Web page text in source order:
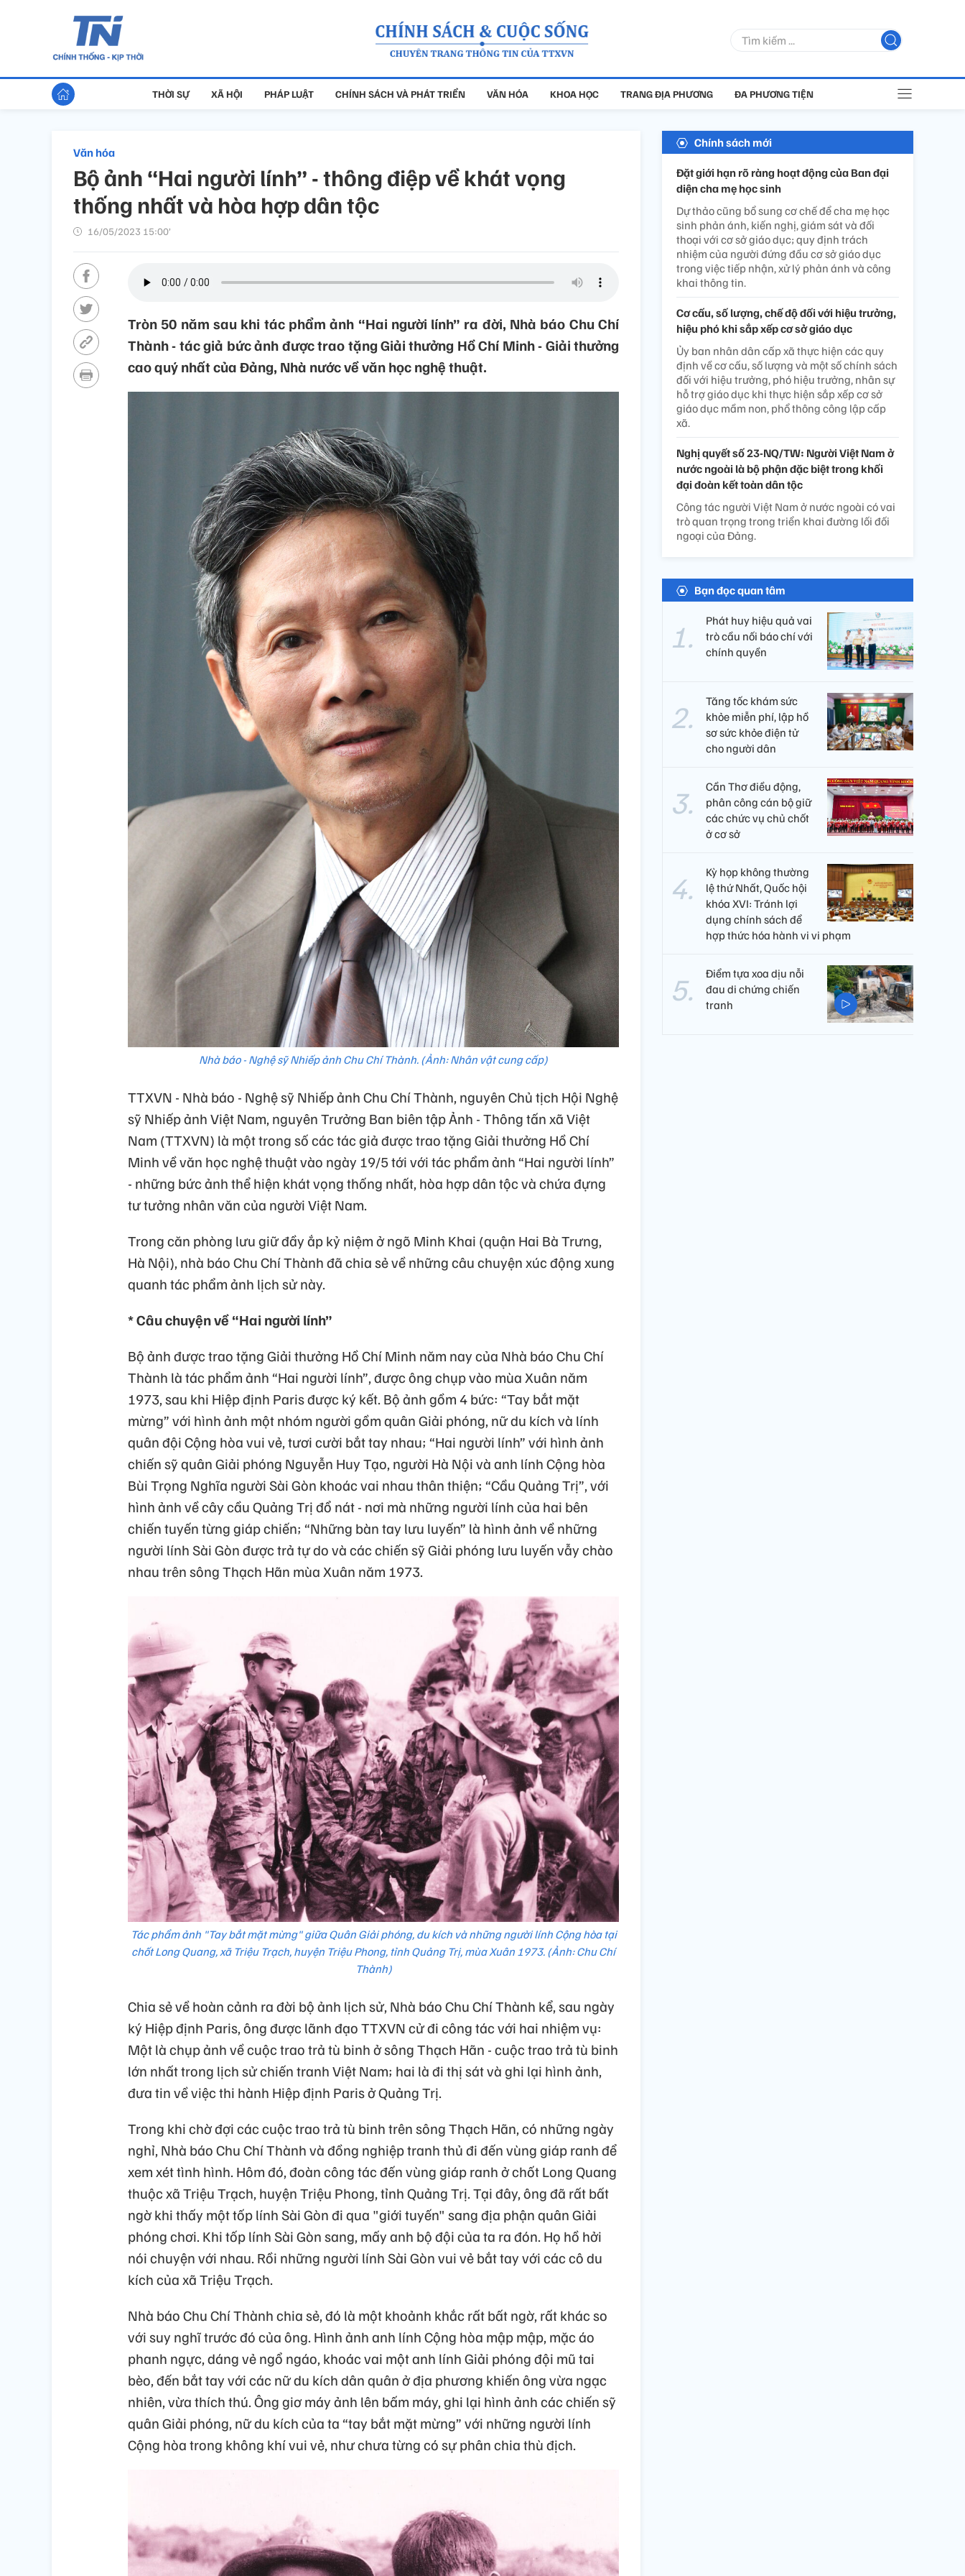
THỜI SỰ XÃ HỘI PHÁP LUẬT CHÍNH SÁCH VÀ PHÁT TRIỂN VĂN HÓA KHOA HỌC TRANG ĐỊA PHƯƠNG ĐA PHƯƠNG TIỆN
Văn hóa
Bộ ảnh “Hai người lính” - thông điệp về khát vọng
thống nhất và hòa hợp dân tộc
16/05/2023 15:00’
Tròn 50 năm sau khi tác phẩm ảnh “Hai người lính” ra đời, Nhà báo Chu Chí
Thành - tác giả bức ảnh được trao tặng Giải thưởng Hồ Chí Minh - Giải thưởng
cao quý nhất của Đảng, Nhà nước về văn học nghệ thuật.
Nhà báo - Nghệ sỹ Nhiếp ảnh Chu Chí Thành. (Ảnh: Nhân vật cung cấp)
TTXVN - Nhà báo - Nghệ sỹ Nhiếp ảnh Chu Chí Thành, nguyên Chủ tịch Hội Nghệ
sỹ Nhiếp ảnh Việt Nam, nguyên Trưởng Ban biên tập Ảnh - Thông tấn xã Việt
Nam (TTXVN) là một trong số các tác giả được trao tặng Giải thưởng Hồ Chí
Minh về văn học nghệ thuật vào ngày 19/5 tới với tác phẩm ảnh “Hai người lính”
- những bức ảnh thể hiện khát vọng thống nhất, hòa hợp dân tộc và chứa đựng
tư tưởng nhân văn của người Việt Nam.
Trong căn phòng lưu giữ đầy ắp kỷ niệm ở ngõ Minh Khai (quận Hai Bà Trưng,
Hà Nội), nhà báo Chu Chí Thành đã chia sẻ về những câu chuyện xúc động xung
quanh tác phẩm ảnh lịch sử này.
* Câu chuyện về “Hai người lính”
Bộ ảnh được trao tặng Giải thưởng Hồ Chí Minh năm nay của Nhà báo Chu Chí
Thành là tác phẩm ảnh “Hai người lính”, được ông chụp vào mùa Xuân năm
1973, sau khi Hiệp định Paris được ký kết. Bộ ảnh gồm 4 bức: “Tay bắt mặt
mừng” với hình ảnh một nhóm người gồm quân Giải phóng, nữ du kích và lính
quân đội Cộng hòa vui vẻ, tươi cười bắt tay nhau; “Hai người lính” với hình ảnh
chiến sỹ quân Giải phóng Nguyễn Huy Tạo, người Hà Nội và anh lính Cộng hòa
Bùi Trọng Nghĩa người Sài Gòn khoác vai nhau thân thiện; “Cầu Quảng Trị”, với
hình ảnh về cây cầu Quảng Trị đổ nát - nơi mà những người lính của hai bên
chiến tuyến từng giáp chiến; “Những bàn tay lưu luyến” là hình ảnh về những
người lính Sài Gòn được trả tự do và các chiến sỹ Giải phóng lưu luyến vẫy chào
nhau trên sông Thạch Hãn mùa Xuân năm 1973.
Tác phẩm ảnh "Tay bắt mặt mừng" giữa Quân Giải phóng, du kích và những người lính Cộng hòa tại
chốt Long Quang, xã Triệu Trạch, huyện Triệu Phong, tỉnh Quảng Trị, mùa Xuân 1973. (Ảnh: Chu Chí
Thành)
Chia sẻ về hoàn cảnh ra đời bộ ảnh lịch sử, Nhà báo Chu Chí Thành kể, sau ngày
ký Hiệp định Paris, ông được lãnh đạo TTXVN cử đi công tác với hai nhiệm vụ:
Một là chụp ảnh về cuộc trao trả tù binh ở sông Thạch Hãn - cuộc trao trả tù binh
lớn nhất trong lịch sử chiến tranh Việt Nam; hai là đi thị sát và ghi lại hình ảnh,
đưa tin về việc thi hành Hiệp định Paris ở Quảng Trị.
Trong khi chờ đợi các cuộc trao trả tù binh trên sông Thạch Hãn, có những ngày
nghỉ, Nhà báo Chu Chí Thành và đồng nghiệp tranh thủ đi đến vùng giáp ranh để
xem xét tình hình. Hôm đó, đoàn công tác đến vùng giáp ranh ở chốt Long Quang
thuộc xã Triệu Trạch, huyện Triệu Phong, tỉnh Quảng Trị. Tại đây, ông đã rất bất
ngờ khi thấy một tốp lính Sài Gòn đi qua "giới tuyến" sang địa phận quân Giải
phóng chơi. Khi tốp lính Sài Gòn sang, mấy anh bộ đội của ta ra đón. Họ hồ hởi
nói chuyện với nhau. Rồi những người lính Sài Gòn vui vẻ bắt tay với các cô du
kích của xã Triệu Trạch.
Nhà báo Chu Chí Thành chia sẻ, đó là một khoảnh khắc rất bất ngờ, rất khác so
với suy nghĩ trước đó của ông. Hình ảnh anh lính Cộng hòa mập mập, mặc áo
phanh ngực, dáng vẻ ngổ ngáo, khoác vai một anh lính Giải phóng đội mũ tai
bèo, đến bắt tay với các nữ du kích dân quân ở địa phương khiến ông vừa ngạc
nhiên, vừa thích thú. Ông giơ máy ảnh lên bấm máy, ghi lại hình ảnh các chiến sỹ
quân Giải phóng, nữ du kích của ta “tay bắt mặt mừng” với những người lính
Cộng hòa trong không khí vui vẻ, như chưa từng có sự phân chia thù địch.
Chính sách mới
Đặt giới hạn rõ ràng hoạt động của Ban đại
diện cha mẹ học sinh
Dự thảo cũng bổ sung cơ chế để cha mẹ học
sinh phản ánh, kiến nghị, giám sát và đối
thoại với cơ sở giáo dục; quy định trách
nhiệm của người đứng đầu cơ sở giáo dục
trong việc tiếp nhận, xử lý phản ánh và công
khai thông tin.
Cơ cấu, số lượng, chế độ đối với hiệu trưởng,
hiệu phó khi sắp xếp cơ sở giáo dục
Ủy ban nhân dân cấp xã thực hiện các quy
định về cơ cấu, số lượng và một số chính sách
đối với hiệu trưởng, phó hiệu trưởng, nhân sự
hỗ trợ giáo dục khi thực hiện sắp xếp cơ sở
giáo dục mầm non, phổ thông công lập cấp
xã.
Nghị quyết số 23-NQ/TW: Người Việt Nam ở
nước ngoài là bộ phận đặc biệt trong khối
đại đoàn kết toàn dân tộc
Công tác người Việt Nam ở nước ngoài có vai
trò quan trọng trong triển khai đường lối đối
ngoại của Đảng.
Bạn đọc quan tâm
Phát huy hiệu quả vai
trò cầu nối báo chí với
chính quyền
Tăng tốc khám sức
khỏe miễn phí, lập hồ
sơ sức khỏe điện tử
cho người dân
Cần Thơ điều động,
phân công cán bộ giữ
các chức vụ chủ chốt
ở cơ sở
Kỳ họp không thường
lệ thứ Nhất, Quốc hội
khóa XVI: Tránh lợi
dụng chính sách để
hợp thức hóa hành vi vi phạm
Điểm tựa xoa dịu nỗi
đau di chứng chiến
tranh